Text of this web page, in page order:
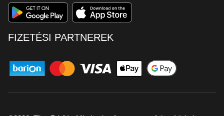
FIZETÉSI PARTNEREK